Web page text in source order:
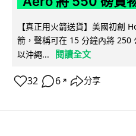
【真正用火箭送貨】美國初創
箭，聲稱可在 15 分鐘內將 250
以沖繩...
閱讀全文
32 6 ↗ 分享